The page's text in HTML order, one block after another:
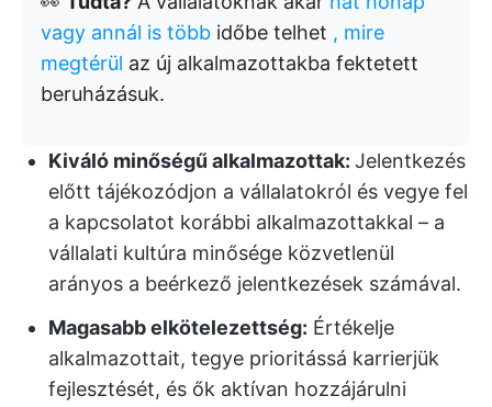
vagy annál is több időbe telhet , mire
megtérül az új alkalmazottakba fektetett
beruházásuk.
Kiváló minőségű alkalmazottak: Jelentkezés
előtt tájékozódjon a vállalatokról és vegye fel
a kapcsolatot korábbi alkalmazottakkal – a
vállalati kultúra minősége közvetlenül
arányos a beérkező jelentkezések számával.
Magasabb elkötelezettség: Értékelje
alkalmazottait, tegye prioritássá karrierjük
fejlesztését, és ők aktívan hozzájárulni